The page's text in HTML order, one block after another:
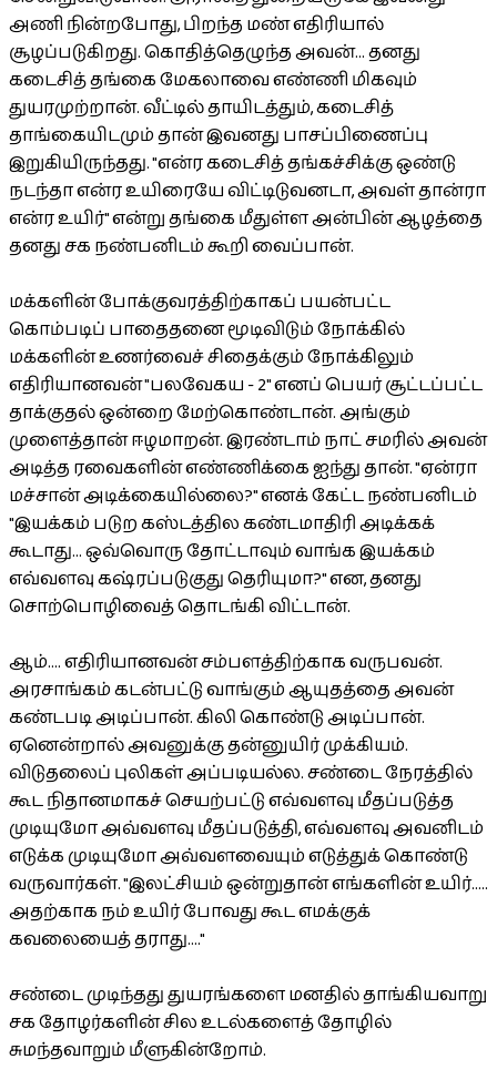
அணி நின்றபோது, பிறந்த மண் எதிரியால்
சூழப்படுகிறது. கொதித்தெழுந்த அவன்... தனது
கடைசித் தங்கை மேகலாவை எண்ணி மிகவும்
துயரமுற்றான். வீட்டில் தாயிடத்தும், கடைசித்
தாங்கையிடமும் தான் இவனது பாசப்பிணைப்பு
இறுகியிருந்தது. "என்ர கடைசித் தங்கச்சிக்கு ஒண்டு
நடந்தா என்ர உயிரையே விட்டிடுவனடா, அவள் தான்ரா
என்ர உயிர்" என்று தங்கை மீதுள்ள அன்பின் ஆழத்தை
தனது சக நண்பனிடம் கூறி வைப்பான்.
மக்களின் போக்குவரத்திற்காகப் பயன்பட்ட
கொம்படிப் பாதைதனை மூடிவிடும் நோக்கில்
மக்களின் உணர்வைச் சிதைக்கும் நோக்கிலும்
எதிரியானவன் "பலவேகய - 2" எனப் பெயர் சூட்டப்பட்ட
தாக்குதல் ஒன்றை மேற்கொண்டான். அங்கும்
முளைத்தான் ஈழமாறன். இரண்டாம் நாட் சமரில் அவன்
அடித்த ரவைகளின் எண்ணிக்கை ஐந்து தான். "ஏன்ரா
மச்சான் அடிக்கையில்லை?" எனக் கேட்ட நண்பனிடம்
"இயக்கம் படுற கஸ்டத்தில கண்டமாதிரி அடிக்கக்
கூடாது... ஒவ்வொரு தோட்டாவும் வாங்க இயக்கம்
எவ்வளவு கஷ்ரப்படுகுது தெரியுமா?" என, தனது
சொற்பொழிவைத் தொடங்கி விட்டான்.
ஆம்.... எதிரியானவன் சம்பளத்திற்காக வருபவன்.
அரசாங்கம் கடன்பட்டு வாங்கும் ஆயுதத்தை அவன்
கண்டபடி அடிப்பான். கிலி கொண்டு அடிப்பான்.
ஏனென்றால் அவனுக்கு தன்னுயிர் முக்கியம்.
விடுதலைப் புலிகள் அப்படியல்ல. சண்டை நேரத்தில்
கூட நிதானமாகச் செயற்பட்டு எவ்வளவு மீதப்படுத்த
முடியுமோ அவ்வளவு மீதப்படுத்தி, எவ்வளவு அவனிடம்
எடுக்க முடியுமோ அவ்வளவையும் எடுத்துக் கொண்டு
வருவார்கள். "இலட்சியம் ஒன்றுதான் எங்களின் உயிர்.....
அதற்காக நம் உயிர் போவது கூட எமக்குக்
கவலையைத் தராது...."
சண்டை முடிந்தது துயரங்களை மனதில் தாங்கியவாறு
சக தோழர்களின் சில உடல்களைத் தோழில்
சுமந்தவாறும் மீளுகின்றோம்.